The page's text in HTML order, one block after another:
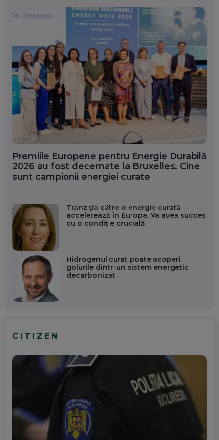
Premiile Europene pentru Energie Durabilă
2026 au fost decernate la Bruxelles. Cine
sunt campionii energiei curate
Tranziția către o energie curată
accelerează în Europa. Va avea succes
cu o condiție crucială
Hidrogenul curat poate acoperi
golurile dintr-un sistem energetic
decarbonizat
CITIZEN